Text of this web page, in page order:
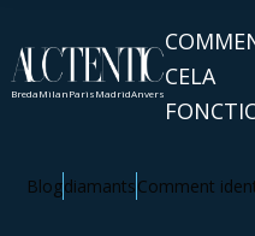
BredaMilanParisMadridAnvers
CELA
BlogdiamantsComment